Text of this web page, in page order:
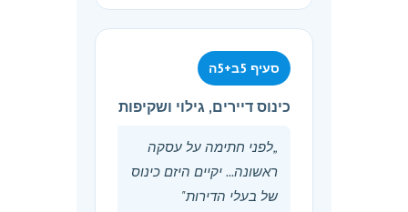
(ב) אישר המפקח ביצוע עבודה
ברכוש המשותף שמטרתה בניית
דירה חדשה כאמור בסעיף קטן
(א), רשאי הוא להתנותה בתנאים
וכן ליתן הוראות לעניין סדרי
המקרקעין; כן רשאי המפקח, אם
ראה שבנסיבות העניין קיימת
הצדקה לעשות כן, למנות אדם
סעיף 5ב+5ה
כינוס דיירים, גילוי ושקיפות
„לפני חתימה על עסקה
ראשונה... יקיים היזם כינוס
של בעלי הדירות"